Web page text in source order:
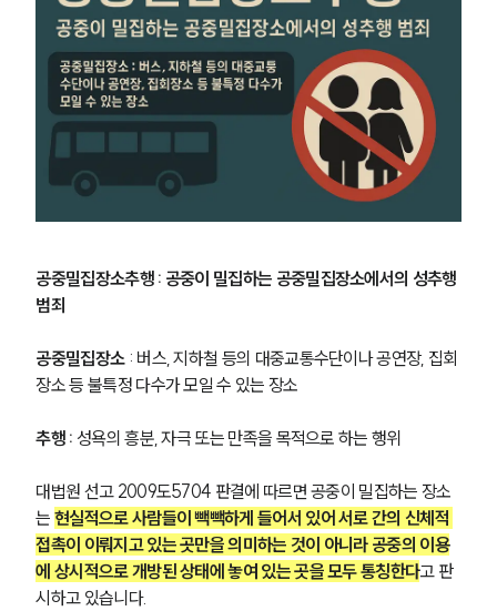
공중밀집장소추행 : 공중이 밀집하는 공중밀집장소에서의 성추행
범죄
공중밀집장소 : 버스, 지하철 등의 대중교통수단이나 공연장, 집회
장소 등 불특정 다수가 모일 수 있는 장소
추행 : 성욕의 흥분, 자극 또는 만족을 목적으로 하는 행위
대법원 선고 2009도5704 판결에 따르면 공중이 밀집하는 장소
는 현실적으로 사람들이 빽빽하게 들어서 있어 서로 간의 신체적
접촉이 이뤄지고 있는 곳만을 의미하는 것이 아니라 공중의 이용
에 상시적으로 개방된 상태에 놓여 있는 곳을 모두 통칭한다고 판
시하고 있습니다.